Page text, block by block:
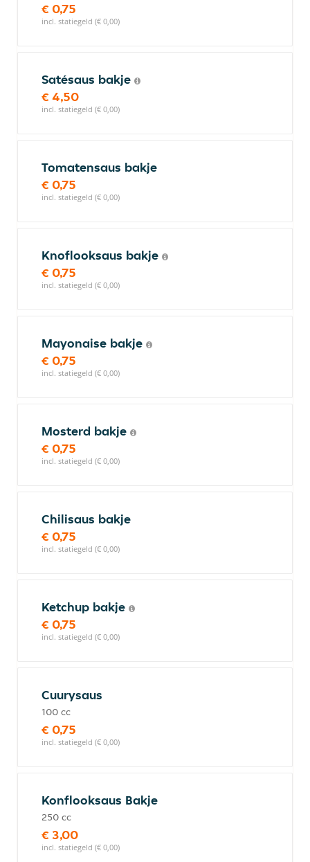
€ 0,75
incl. statiegeld (€ 0,00)
Satésaus bakje
€ 4,50
incl. statiegeld (€ 0,00)
Tomatensaus bakje
€ 0,75
incl. statiegeld (€ 0,00)
Knoflooksaus bakje
€ 0,75
incl. statiegeld (€ 0,00)
Mayonaise bakje
€ 0,75
incl. statiegeld (€ 0,00)
Mosterd bakje
€ 0,75
incl. statiegeld (€ 0,00)
Chilisaus bakje
€ 0,75
incl. statiegeld (€ 0,00)
Ketchup bakje
€ 0,75
incl. statiegeld (€ 0,00)
Cuurysaus
100 cc
€ 0,75
incl. statiegeld (€ 0,00)
Konflooksaus Bakje
250 cc
€ 3,00
incl. statiegeld (€ 0,00)